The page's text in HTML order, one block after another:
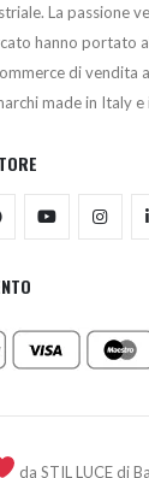
La passione
hanno portato
di vendita
made in Italy e
da STIL LUCE di